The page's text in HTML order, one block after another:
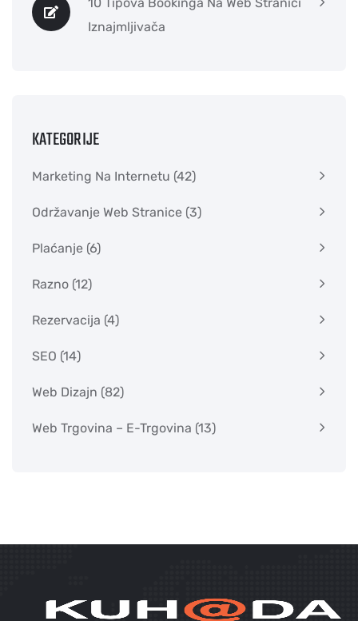
Iznajmljivača
KATEGORIJE
Marketing Na Internetu (42)
Održavanje Web Stranice (3)
Plaćanje (6)
Razno (12)
Rezervacija (4)
SEO (14)
Web Dizajn (82)
Web Trgovina – E-Trgovina (13)